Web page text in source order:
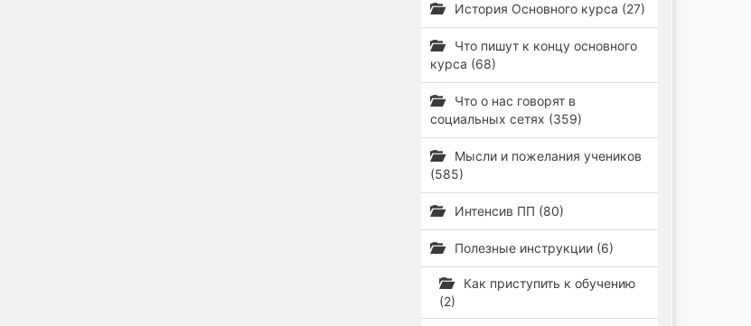
История Основного курса (27)
Что пишут к концу основного
курса (68)
Что о нас говорят в
социальных сетях (359)
Мысли и пожелания учеников
(585)
Интенсив ПП (80)
Полезные инструкции (6)
Как приступить к обучению
(2)